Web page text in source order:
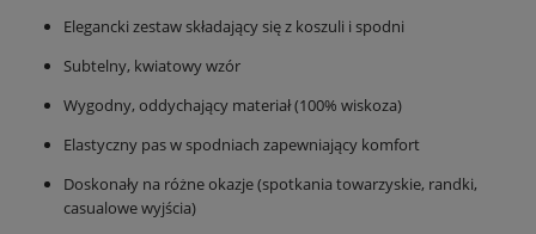
Elegancki zestaw składający się z koszuli i spodni
Subtelny, kwiatowy wzór
Wygodny, oddychający materiał (100% wiskoza)
Elastyczny pas w spodniach zapewniający komfort
Doskonały na różne okazje (spotkania towarzyskie, randki,
casualowe wyjścia)